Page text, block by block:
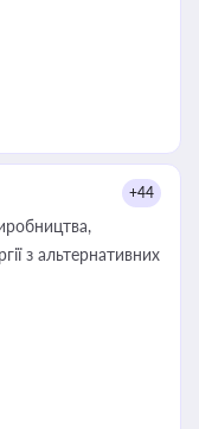
+44
з альтернативних